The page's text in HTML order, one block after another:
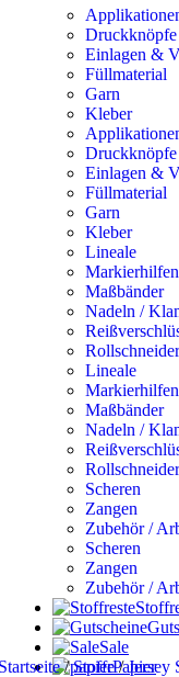
Druckknöpfe
Einlagen &
Füllmaterial
Garn
Kleber
Druckknöpfe
Einlagen &
Füllmaterial
Garn
Kleber
Lineale
Markierhilfen
Maßbänder
Nadeln /
Rollschneider
Lineale
Markierhilfen
Maßbänder
Nadeln /
Rollschneider
Scheren
Zangen
Zubehör /
Scheren
Zangen
Zubehör /
Sale
Papier
/ Stoffe/ Jersey